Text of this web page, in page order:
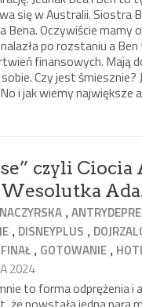
się w Australii. Siostra
Oczywiście mamy
po rozstaniu a
finansowych. Mają
Czy jest śmiesznie?
i jak wiemy największe
czyli
,
, DISNEYPLUS ,
FINAŁ , GOTOWANIE ,
2024
to forma odprężenia